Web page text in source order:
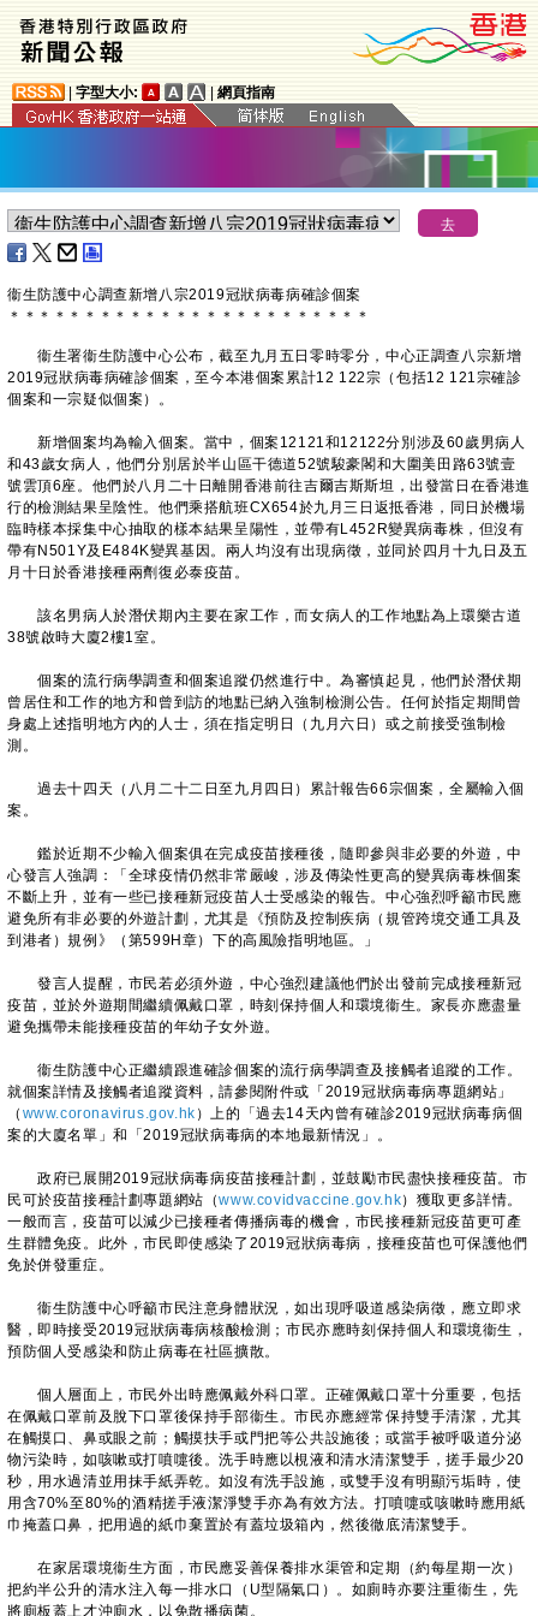
字型大小: 網頁指南
衞生防護中心調查新增八宗2019冠狀病毒病確診個案
＊ ＊ ＊ ＊ ＊ ＊ ＊ ＊ ＊ ＊ ＊ ＊ ＊ ＊ ＊ ＊ ＊ ＊ ＊ ＊ ＊ ＊ ＊ ＊
衞生署衞生防護中心公布，截至九月五日零時零分，中心正調查八宗新增
2019冠狀病毒病確診個案，至今本港個案累計12 122宗（包括12 121宗確診
個案和一宗疑似個案）。
新增個案均為輸入個案。當中，個案12121和12122分別涉及60歲男病人
和43歲女病人，他們分別居於半山區干德道52號駿豪閣和大圍美田路63號壹
號雲頂6座。他們於八月二十日離開香港前往吉爾吉斯斯坦，出發當日在香港進
行的檢測結果呈陰性。他們乘搭航班CX654於九月三日返抵香港，同日於機場
臨時樣本採集中心抽取的樣本結果呈陽性，並帶有L452R變異病毒株，但沒有
帶有N501Y及E484K變異基因。兩人均沒有出現病徵，並同於四月十九日及五
月十日於香港接種兩劑復必泰疫苗。
該名男病人於潛伏期內主要在家工作，而女病人的工作地點為上環樂古道
38號啟時大廈2樓1室。
個案的流行病學調查和個案追蹤仍然進行中。為審慎起見，他們於潛伏期
曾居住和工作的地方和曾到訪的地點已納入強制檢測公告。任何於指定期間曾
身處上述指明地方內的人士，須在指定明日（九月六日）或之前接受強制檢
測。
過去十四天（八月二十二日至九月四日）累計報告66宗個案，全屬輸入個
案。
鑑於近期不少輸入個案俱在完成疫苗接種後，隨即參與非必要的外遊，中
心發言人強調：「全球疫情仍然非常嚴峻，涉及傳染性更高的變異病毒株個案
不斷上升，並有一些已接種新冠疫苗人士受感染的報告。中心強烈呼籲市民應
避免所有非必要的外遊計劃，尤其是《預防及控制疾病（規管跨境交通工具及
到港者）規例》（第599H章）下的高風險指明地區。」
發言人提醒，市民若必須外遊，中心強烈建議他們於出發前完成接種新冠
疫苗，並於外遊期間繼續佩戴口罩，時刻保持個人和環境衞生。家長亦應盡量
避免攜帶未能接種疫苗的年幼子女外遊。
衞生防護中心正繼續跟進確診個案的流行病學調查及接觸者追蹤的工作。
就個案詳情及接觸者追蹤資料，請參閱附件或「2019冠狀病毒病專題網站」
（ www.coronavirus.gov.hk ）上的「過去14天內曾有確診2019冠狀病毒病個
案的大廈名單」和「2019冠狀病毒病的本地最新情況」。
政府已展開2019冠狀病毒病疫苗接種計劃，並鼓勵市民盡快接種疫苗。市
民可於疫苗接種計劃專題網站（www.covidvaccine.gov.hk）獲取更多詳情。
一般而言，疫苗可以減少已接種者傳播病毒的機會，市民接種新冠疫苗更可產
生群體免疫。此外，市民即使感染了2019冠狀病毒病，接種疫苗也可保護他們
免於併發重症。
衞生防護中心呼籲市民注意身體狀況，如出現呼吸道感染病徵，應立即求
醫，即時接受2019冠狀病毒病核酸檢測；市民亦應時刻保持個人和環境衞生，
預防個人受感染和防止病毒在社區擴散。
個人層面上，市民外出時應佩戴外科口罩。正確佩戴口罩十分重要，包括
在佩戴口罩前及脫下口罩後保持手部衞生。市民亦應經常保持雙手清潔，尤其
在觸摸口、鼻或眼之前；觸摸扶手或門把等公共設施後；或當手被呼吸道分泌
物污染時，如咳嗽或打噴嚏後。洗手時應以梘液和清水清潔雙手，搓手最少20
秒，用水過清並用抹手紙弄乾。如沒有洗手設施，或雙手沒有明顯污垢時，使
用含70%至80%的酒精搓手液潔淨雙手亦為有效方法。打噴嚏或咳嗽時應用紙
巾掩蓋口鼻，把用過的紙巾棄置於有蓋垃圾箱內，然後徹底清潔雙手。
​在家居環境衞生方面，市民應妥善保養排水渠管和定期（約每星期一次）
把約半公升的清水注入每一排水口（U型隔氣口）。如廁時亦要注重衞生，先
將廁板蓋上才沖廁水，以免散播病菌。